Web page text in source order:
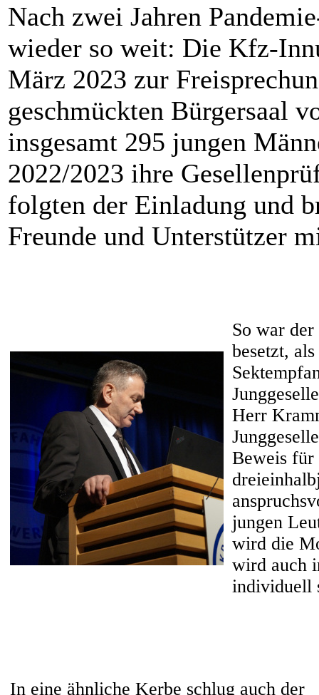
Nach zwei Jahren
wieder so weit: Die Kfz-
März 2023 zur
geschmückten Bürgersaal
insgesamt 295 jungen
2022/2023 ihre
folgten der Einladung und
Freunde und Unterstützer
So war
besetzt, als
Herr
Beweis für
jungen
wird die
wird auch
individuell
In eine ähnliche Kerbe schlug auch der